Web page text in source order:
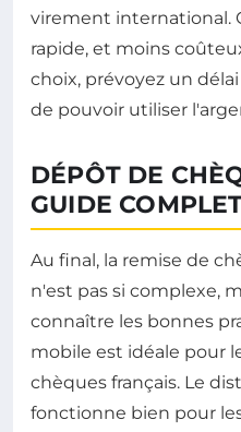
virement international.
rapide, et moins
choix, prévoyez un
de pouvoir utiliser
DÉPÔT DE
GUIDE
Au final, la remise de
n'est pas si complexe,
connaître les bonnes
mobile est idéale pour
chèques français. Le
fonctionne bien pour